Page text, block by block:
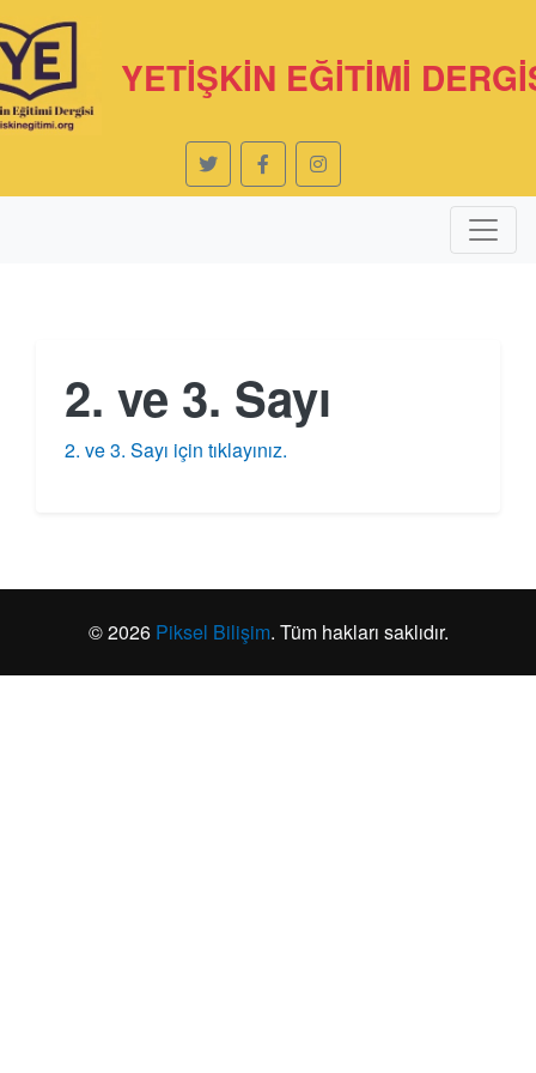
YETİŞKİN EĞİTİMİ
2. ve 3. Sayı
2. ve 3. Sayı için tıklayınız.
© 2026 Piksel Bilişim. Tüm hakları saklıdır.